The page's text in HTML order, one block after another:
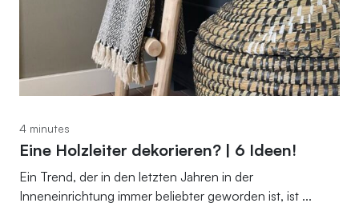
4 minutes
Eine Holzleiter dekorieren? | 6 Ideen!
Ein Trend, der in den letzten Jahren in der
Inneneinrichtung immer beliebter geworden ist, ist ...